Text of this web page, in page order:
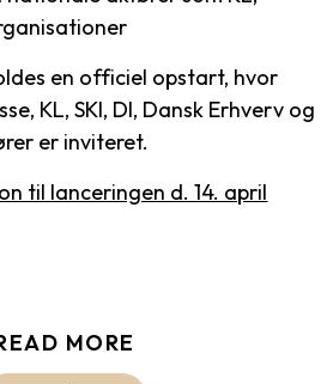
en officiel opstart, hvor
KL, SKI, DI, Dansk Erhverv og
er inviteret.
til lanceringen d. 14. april
MORE